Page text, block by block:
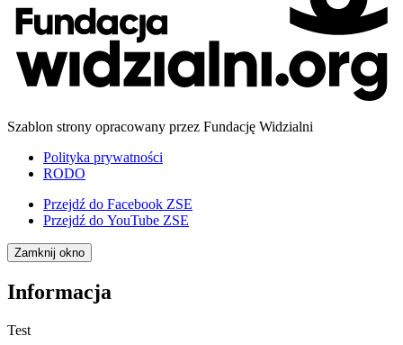
Szablon strony opracowany przez Fundację Widzialni
Polityka prywatności
RODO
Przejdź do Facebook ZSE
Przejdź do YouTube ZSE
Zamknij okno
Informacja
Test